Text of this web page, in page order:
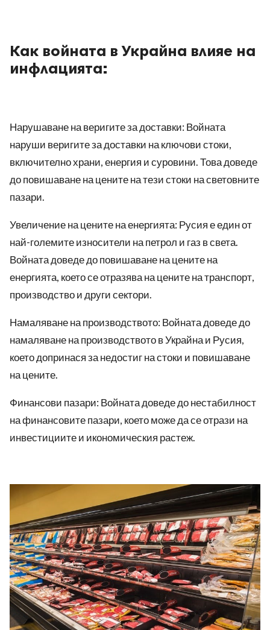
Как войната в Украйна влияе на
инфлацията:
Нарушаване на веригите за доставки: Войната
наруши веригите за доставки на ключови стоки,
включително храни, енергия и суровини. Това доведе
до повишаване на цените на тези стоки на световните
пазари.
Увеличение на цените на енергията: Русия е един от
най-големите износители на петрол и газ в света.
Войната доведе до повишаване на цените на
енергията, което се отразява на цените на транспорт,
производство и други сектори.
Намаляване на производството: Войната доведе до
намаляване на производството в Украйна и Русия,
което допринася за недостиг на стоки и повишаване
на цените.
Финансови пазари: Войната доведе до нестабилност
на финансовите пазари, което може да се отрази на
инвестициите и икономическия растеж.